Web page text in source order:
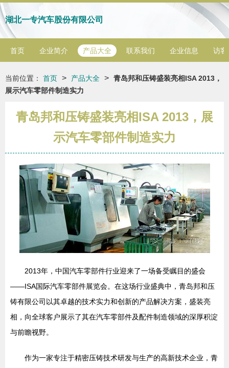
湖北一专汽车股份有限公司
首页 企业简介 产品大全 联系我们 企业信息 访客
当前位置： 首页 > 产品大全 > 青岛邦和压铸盛装亮相ISA 2013，
展示汽车零部件制造实力
青岛邦和压铸盛装亮相ISA 2013，展
示汽车零部件制造实力
2013年，中国汽车零部件行业迎来了一场备受瞩目的盛会
——ISA国际汽车零部件展览会。在这场行业盛典中，青岛邦和压
铸有限公司以其卓越的技术实力和创新的产品解决方案，盛装亮
相，向全球客户展示了其在汽车零部件及配件制造领域的深厚积淀
与前瞻视野。
作为一家专注于精密压铸技术研发与生产的高新技术企业，青